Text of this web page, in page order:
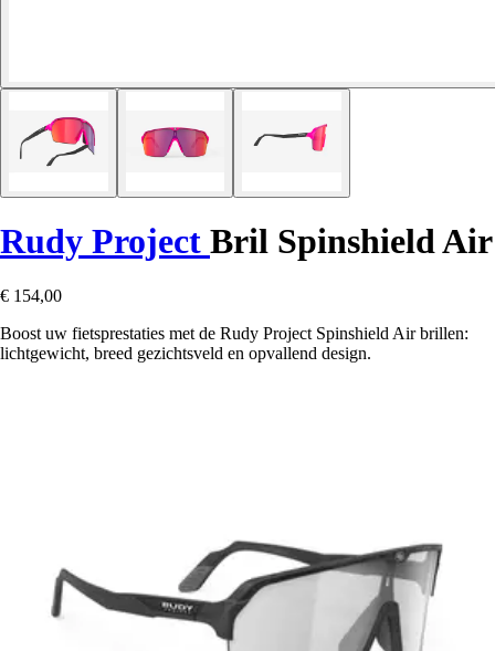
Rudy Project Bril Spinshield Air
€ 154,00
Boost uw fietsprestaties met de Rudy Project Spinshield Air brillen:
lichtgewicht, breed gezichtsveld en opvallend design.